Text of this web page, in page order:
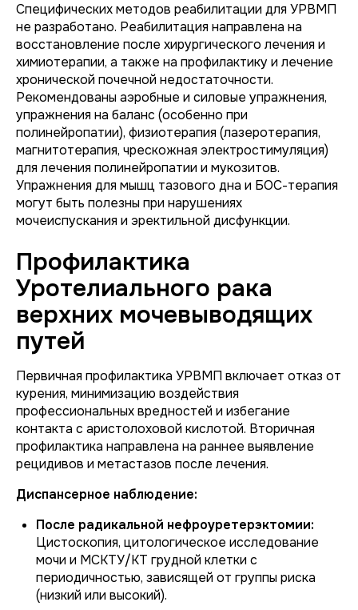
Специфических методов реабилитации для УРВМП
не разработано. Реабилитация направлена на
восстановление после хирургического лечения и
химиотерапии, а также на профилактику и лечение
хронической почечной недостаточности.
Рекомендованы аэробные и силовые упражнения,
упражнения на баланс (особенно при
полинейропатии), физиотерапия (лазеротерапия,
магнитотерапия, чрескожная электростимуляция)
для лечения полинейропатии и мукозитов.
Упражнения для мышц тазового дна и БОС-терапия
могут быть полезны при нарушениях
мочеиспускания и эректильной дисфункции.
Профилактика
Уротелиального рака
верхних мочевыводящих
путей
Первичная профилактика УРВМП включает отказ от
курения, минимизацию воздействия
профессиональных вредностей и избегание
контакта с аристолоховой кислотой. Вторичная
профилактика направлена на раннее выявление
рецидивов и метастазов после лечения.
Диспансерное наблюдение:
После радикальной нефроуретерэктомии:
Цистоскопия, цитологическое исследование
мочи и МСКТУ/КТ грудной клетки с
периодичностью, зависящей от группы риска
(низкий или высокий).